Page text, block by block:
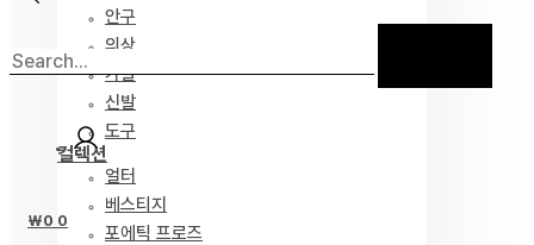
안구
의상
가발
신발
도구
컬렉션
얼터
베스티지
포에틱 프로즈
₩0 0